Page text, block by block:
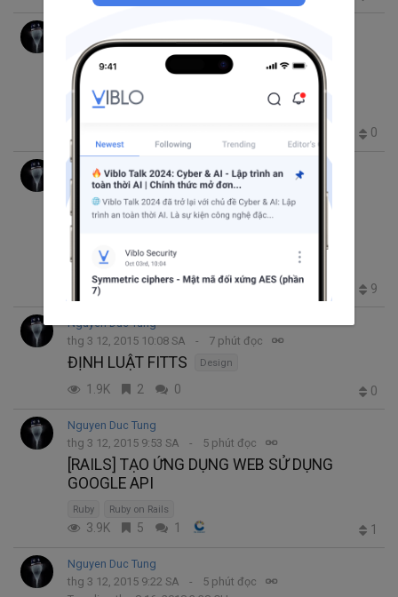
thg 3 26, 2015 10:19 SA
0 phút đọc
How to push notification in Rails using
Amazon SNS
0
Nguyen Duc Tung
thg 3 26, 2015 9:29 SA
9 phút đọc
Trending thg 3 15, 2017 2:40 CH
Tìm hiểu Laravel 5: Từ bước cài đặt đến
Heroku Laravel
10.0K 7 4 9
Nguyen Duc Tung
thg 3 12, 2015 10:08 SA
7 phút đọc
ĐỊNH LUẬT FITTS Design
1.9K 2 0 0
Nguyen Duc Tung
thg 3 12, 2015 9:53 SA
5 phút đọc
[RAILS] TẠO ỨNG DỤNG WEB SỬ DỤNG
GOOGLE API
Ruby Ruby on Rails
3.9K 5 1 1
Nguyen Duc Tung
thg 3 12, 2015 9:22 SA
5 phút đọc